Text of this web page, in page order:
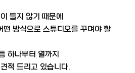
들지 않기 때문에
떤 방식으로 스튜디오를 꾸며야 할
하나부터 열까지
적 드리고 있습니다.